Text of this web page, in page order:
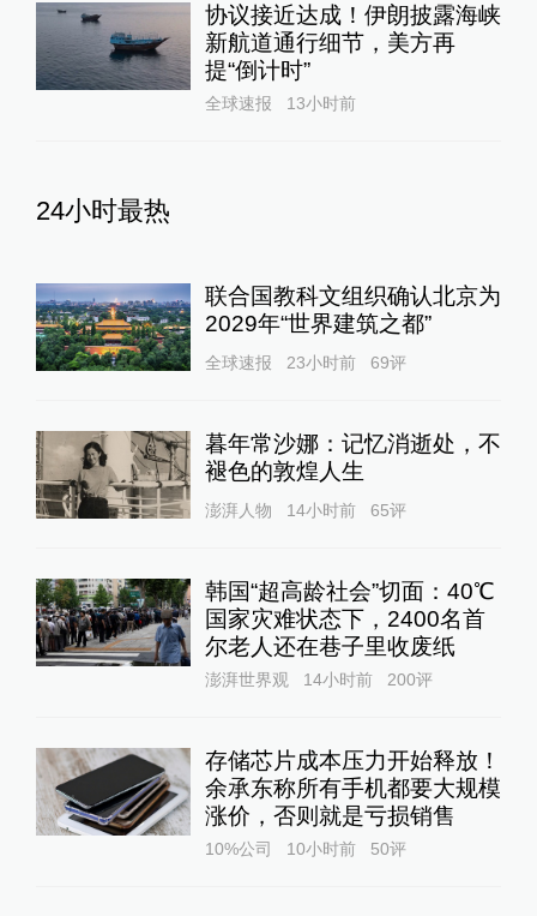
协议接近达成！伊朗披露海峡
新航道通行细节，美方再
提“倒计时”
全球速报 13小时前
24小时最热
联合国教科文组织确认北京为
2029年“世界建筑之都”
全球速报 23小时前 69评
暮年常沙娜：记忆消逝处，不
褪色的敦煌人生
澎湃人物 14小时前 65评
韩国“超高龄社会”切面：40℃
国家灾难状态下，2400名首
尔老人还在巷子里收废纸
澎湃世界观 14小时前 200评
存储芯片成本压力开始释放！
余承东称所有手机都要大规模
涨价，否则就是亏损销售
10%公司 10小时前 50评